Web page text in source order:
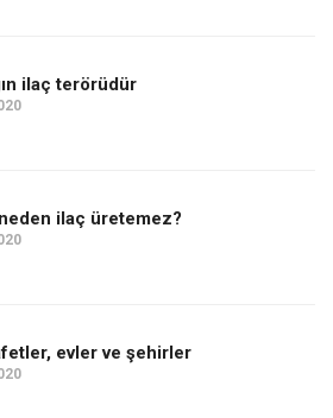
ilaç terörüdür
ilaç üretemez?
evler ve şehirler